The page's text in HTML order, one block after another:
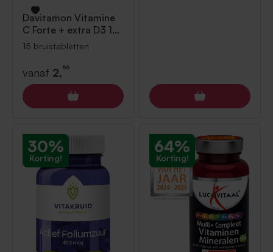
Davitamon Vitamine
C Forte + extra D3 15
bruistabletten
15 bruistabletten
vanaf 2,66
30%
Korting!
64%
Korting!